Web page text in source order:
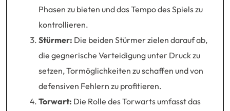
Phasen zu bieten und das Tempo des Spiels zu
kontrollieren.
Stürmer: Die beiden Stürmer zielen darauf ab,
die gegnerische Verteidigung unter Druck zu
setzen, Tormöglichkeiten zu schaffen und von
defensiven Fehlern zu profitieren.
Torwart: Die Rolle des Torwarts umfasst das